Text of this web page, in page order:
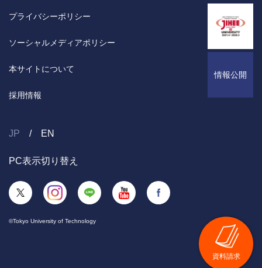
情報公開
プライバシーポリシー
ソーシャルメディアポリシー
本サイトについて
採用情報
JP EN
PC表示切り替え
©Tokyo University of Technology
資料請求